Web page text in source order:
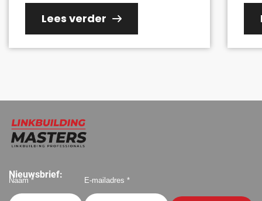
Lees verder
Nieuwsbrief:
Naam * E-mailadres *